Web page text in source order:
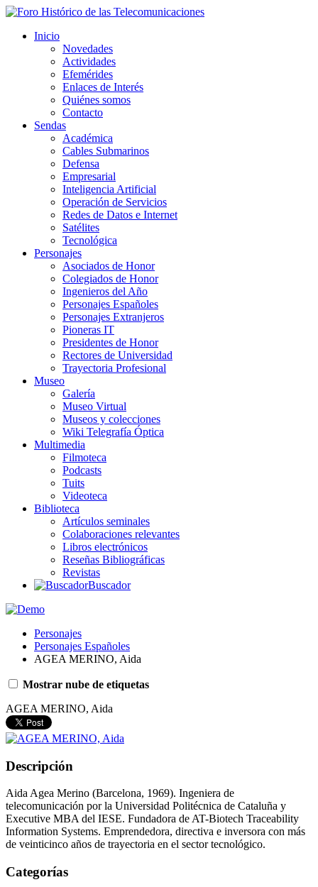
Inicio
Novedades
Actividades
Efemérides
Enlaces de Interés
Quiénes somos
Contacto
Sendas
Académica
Cables Submarinos
Defensa
Empresarial
Inteligencia Artificial
Operación de Servicios
Redes de Datos e Internet
Satélites
Tecnológica
Personajes
Asociados de Honor
Colegiados de Honor
Ingenieros del Año
Personajes Españoles
Personajes Extranjeros
Pioneras IT
Presidentes de Honor
Rectores de Universidad
Trayectoria Profesional
Museo
Galería
Museo Virtual
Museos y colecciones
Wiki Telegrafía Óptica
Multimedia
Filmoteca
Podcasts
Tuits
Videoteca
Biblioteca
Artículos seminales
Colaboraciones relevantes
Libros electrónicos
Reseñas Bibliográficas
Revistas
Buscador
Personajes
Personajes Españoles
AGEA MERINO, Aida
Mostrar nube de etiquetas
AGEA MERINO, Aida
Descripción
Aida Agea Merino (Barcelona, 1969). Ingeniera de
telecomunicación por la Universidad Politécnica de Cataluña y
Executive MBA del IESE. Fundadora de AT-Biotech Traceability
Information Systems. Emprendedora, directiva e inversora con más
de veinticinco años de trayectoria en el sector tecnológico.
Categorías